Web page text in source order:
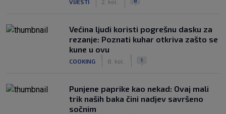
Većina ljudi koristi pogrešnu dasku za
rezanje: Poznati kuhar otkriva zašto se
kune u ovu
COOKING 8. kol. 1
Punjene paprike kao nekad: Ovaj mali
trik naših baka čini nadjev savršeno
sočnim